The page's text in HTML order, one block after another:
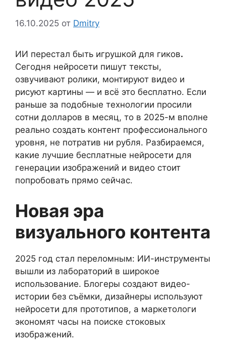
16.10.2025 от Dmitry
ИИ перестал быть игрушкой для гиков.
Сегодня нейросети пишут тексты,
озвучивают ролики, монтируют видео и
рисуют картины — и всё это бесплатно. Если
раньше за подобные технологии просили
сотни долларов в месяц, то в 2025-м вполне
реально создать контент профессионального
уровня, не потратив ни рубля. Разбираемся,
какие лучшие бесплатные нейросети для
генерации изображений и видео стоит
попробовать прямо сейчас.
Новая эра
визуального контента
2025 год стал переломным: ИИ-инструменты
вышли из лабораторий в широкое
использование. Блогеры создают видео-
истории без съёмки, дизайнеры используют
нейросети для прототипов, а маркетологи
экономят часы на поиске стоковых
изображений.